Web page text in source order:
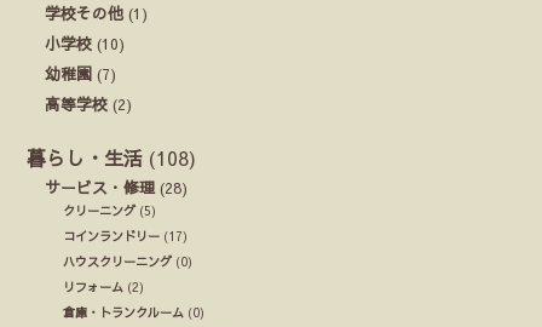
学校その他 (1)
小学校 (10)
幼稚園 (7)
高等学校 (2)
暮らし・生活 (108)
サービス・修理 (28)
クリーニング(5)
コインランドリー (17)
ハウスクリーニング(0)
リフォーム (2)
倉庫・トランクルーム (0)